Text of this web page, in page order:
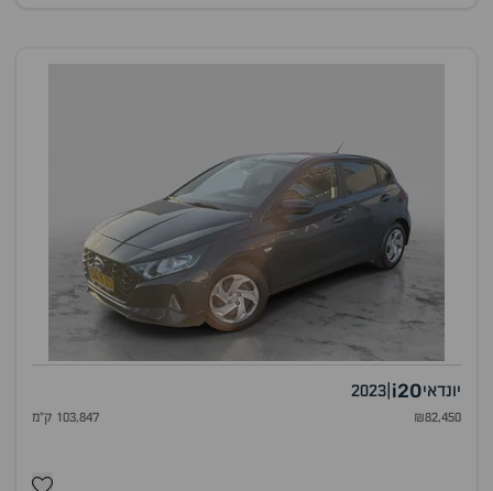
יונדאיi20
2023
₪82,450 103,847 ק"מ